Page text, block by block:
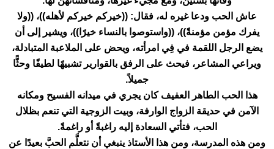
عاش الحب ودعا غيره له، فقال: ((خيركم خيركم لأهله))، ((ولا
يفرك مؤمن مؤمنةً))، ((واستوصوا بالنساء خيرًا))، ويشير إلى أن
يضع الرجل اللقمة في فِي امرأته، ويحض على الملاعبة المتبادلة،
ويراعي المشاعر، فيحث على الرفق بالقوارير تشبيهًا لطيفًا وحثًّا
جميلاً.
هذا الحب الطاهر العفيف كان يجري في ميدانه الفسيح ومكانه
الآمن في حديقة الزواج الوارفة، وبيت الزوجية التي تنعم بظلال
الحب، فتأتي السعادة إليه راغبةً أو راغمةً.
ومن هذه المدرسة، ومن هذا الأستاذ ينبغي أن نتعلَّم الحبَّ بعيدًا عن